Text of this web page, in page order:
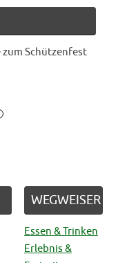
Schützenfest
WEGWEISER
Essen & Trinken
Erlebnis &